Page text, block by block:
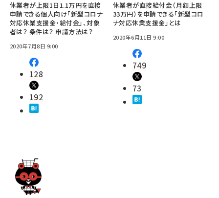
休業者が上限1日1.1万円を直接
申請できる個人向け「新型コロナ
対応休業支援金・給付金」、対象
者は？ 条件は？ 申請方法は？
2020年7月8日 9:00
128
192
休業者が直接給付金（月額上限
33万円）を申請できる「新型コロ
ナ対応休業支援金」とは
2020年6月11日 9:00
749
73